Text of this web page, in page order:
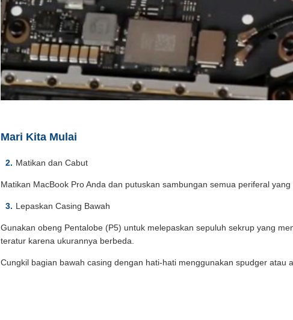
Mari Kita Mulai
Matikan dan Cabut
Matikan MacBook Pro Anda dan putuskan sambungan semua periferal yang
Lepaskan Casing Bawah
Gunakan obeng Pentalobe (P5) untuk melepaskan sepuluh sekrup yang
teratur karena ukurannya berbeda.
Cungkil bagian bawah casing dengan hati-hati menggunakan spudger atau